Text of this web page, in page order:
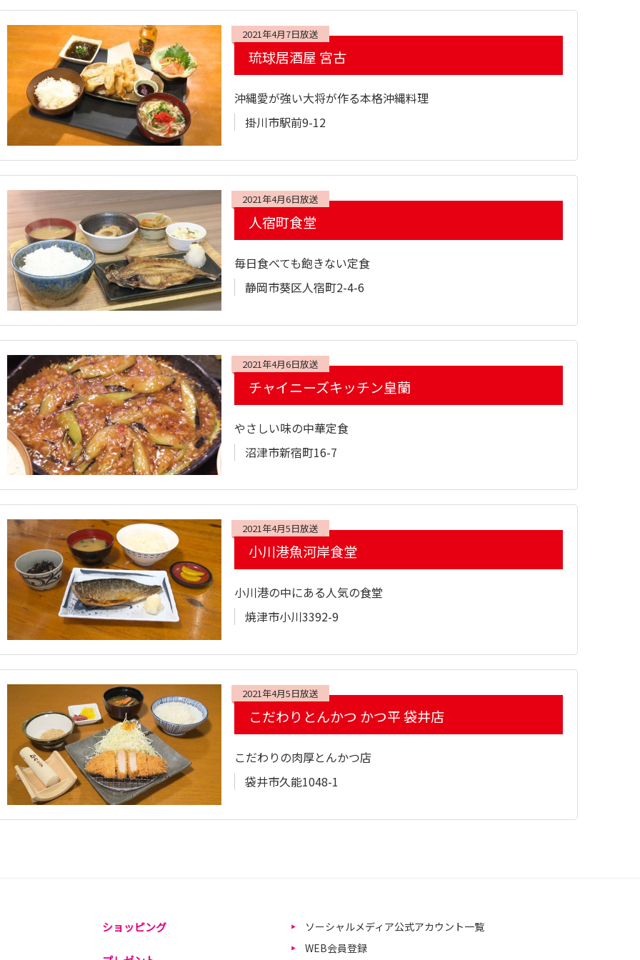
2021年4月7日放送
琉球居酒屋 宮古
沖縄愛が強い大将が作る本格沖縄料理
掛川市駅前9-12
2021年4月6日放送
人宿町食堂
毎日食べても飽きない定食
静岡市葵区人宿町2-4-6
2021年4月6日放送
チャイニーズキッチン皇蘭
やさしい味の中華定食
沼津市新宿町16-7
2021年4月5日放送
小川港魚河岸食堂
小川港の中にある人気の食堂
焼津市小川3392-9
2021年4月5日放送
こだわりとんかつ かつ平 袋井店
こだわりの肉厚とんかつ店
袋井市久能1048-1
ショッピング
ソーシャルメディア公式アカウント一覧
WEB会員登録